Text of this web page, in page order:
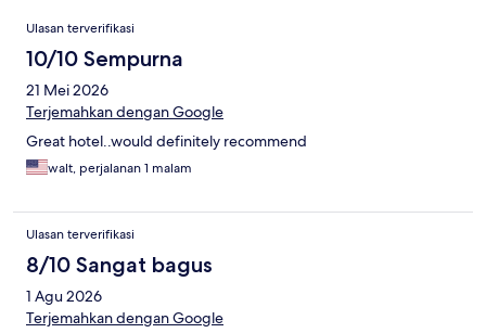
Ulasan
Ulasan terverifikasi
10/10 Sempurna
21 Mei 2026
Terjemahkan dengan Google
Great hotel..would definitely recommend
walt, perjalanan 1 malam
Ulasan terverifikasi
8/10 Sangat bagus
1 Agu 2026
Terjemahkan dengan Google